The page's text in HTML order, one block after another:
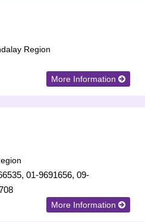
Region
More Information
01-9691656, 09-
More Information